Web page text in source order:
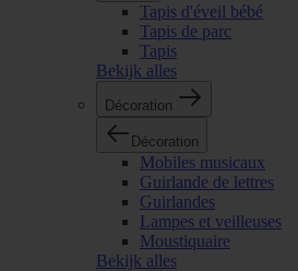
Tapis d'éveil bébé
Tapis de parc
Tapis
Bekijk alles
Décoration
Décoration
Mobiles musicaux
Guirlande de lettres
Guirlandes
Lampes et veilleuses
Moustiquaire
Bekijk alles